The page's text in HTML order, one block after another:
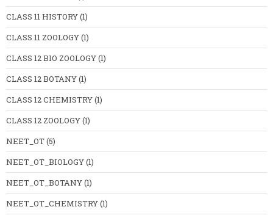
CLASS 11 HISTORY(1)
CLASS 11 ZOOLOGY(1)
CLASS 12 BIO ZOOLOGY(1)
CLASS 12 BOTANY(1)
CLASS 12 CHEMISTRY(1)
CLASS 12 ZOOLOGY(1)
NEET_OT(5)
NEET_OT_BIOLOGY(1)
NEET_OT_BOTANY(1)
NEET_OT_CHEMISTRY(1)